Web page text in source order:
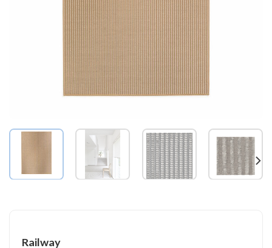
Railway